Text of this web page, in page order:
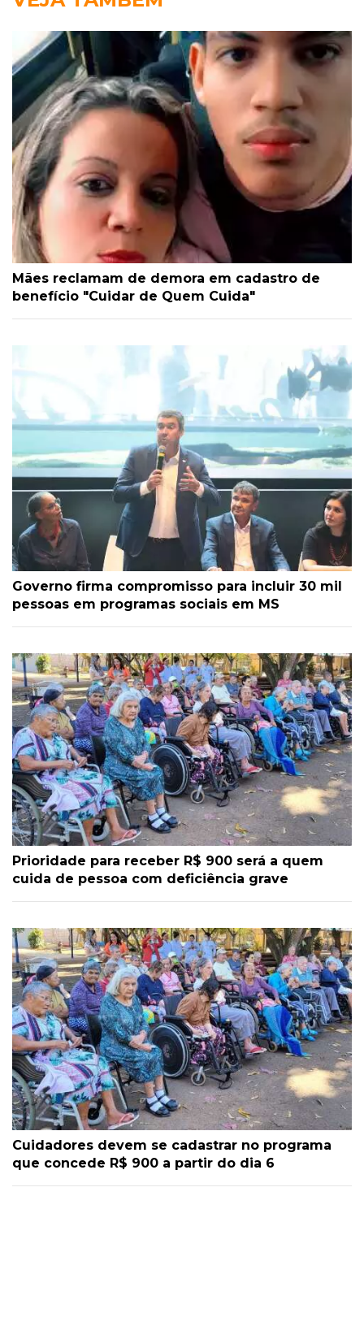
Mães reclamam de demora em cadastro de
benefício "Cuidar de Quem Cuida"
Governo firma compromisso para incluir 30 mil
pessoas em programas sociais em MS
Prioridade para receber R$ 900 será a quem
cuida de pessoa com deficiência grave
Cuidadores devem se cadastrar no programa
que concede R$ 900 a partir do dia 6